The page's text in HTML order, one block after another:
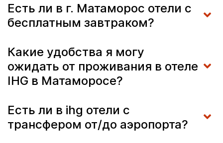
Есть ли в г. Матаморос отели с
бесплатным завтраком?
Какие удобства я могу
ожидать от проживания в отеле
IHG в Матаморосе?
Есть ли в ihg отели с
трансфером от/до аэропорта?